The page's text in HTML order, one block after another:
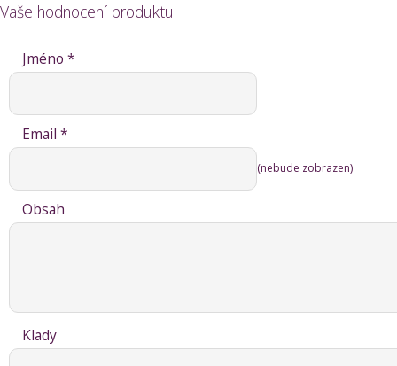
Vaše hodnocení produktu.
Jméno *
Email *
(nebude zobrazen)
Obsah
Klady